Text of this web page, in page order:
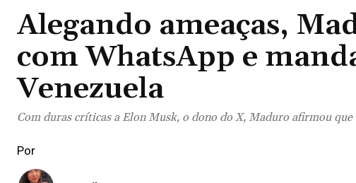
Alegando ameaças,
com WhatsApp e
Venezuela
Com duras críticas a Elon Musk, o dono do X, Maduro afirmou
Por